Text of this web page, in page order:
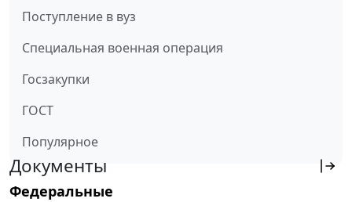
Поступление в вуз
Специальная военная операция
Госзакупки
ГОСТ
Популярное
Документы
Федеральные